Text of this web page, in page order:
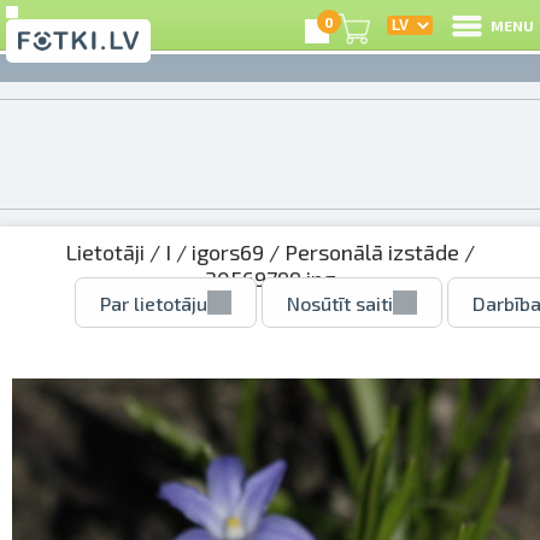
0 MENU
Lietotāji / I / igors69 / Personālā izstāde /
30569799.jpg
Par lietotāju Nosūtīt saiti